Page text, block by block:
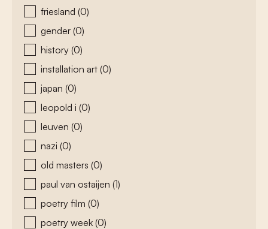
friesland (0)
gender (0)
history (0)
installation art (0)
japan (0)
leopold i (0)
leuven (0)
nazi (0)
old masters (0)
paul van ostaijen (1)
poetry film (0)
poetry week (0)